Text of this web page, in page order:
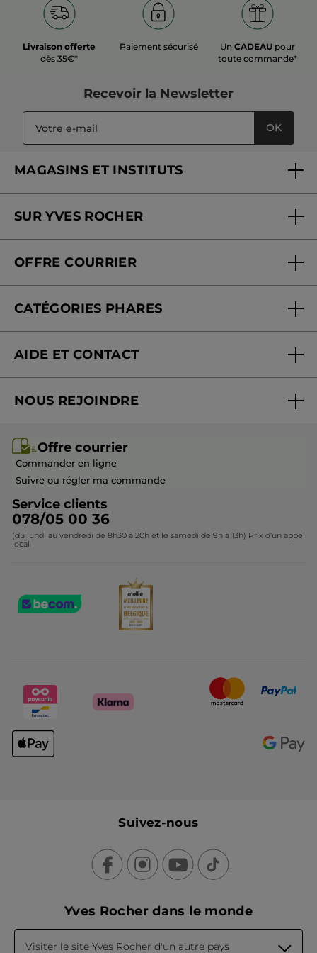
Livraison offerte
dès 35€*
Paiement sécurisé UnCADEAU pour
toute commande*
Recevoir la Newsletter
OK
MAGASINS ET INSTITUTS
Soins en institut
SUR YVES ROCHER
Nos engagements
Blog Act Beautiful
OFFRE COURRIER
CATÉGORIES PHARES
Promotions
Idées cadeaux
Collection de Noël
AIDE ET CONTACT
Mes cadeaux
Questions & Réponses
Contactez-nous
NOUS REJOINDRE
Devenir franchisé ou gérant
Offre courrier
Commander en ligne
Suivre ou régler ma commande
Service clients
078/05 00 36
(du lundi au vendredi de 8h30 à 20h et le samedi de 9h à 13h) Prix d'un appel
local
Suivez-nous
Yves Rocher dans le monde
Visiter le site Yves Rocher d'un autre pays